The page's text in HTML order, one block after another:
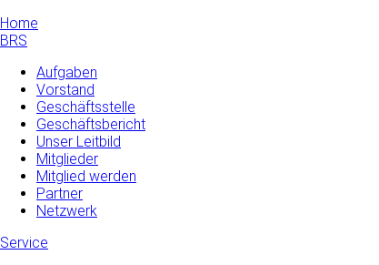
Home
BRS
Aufgaben
Vorstand
Geschäftsstelle
Geschäftsbericht
Unser Leitbild
Mitglieder
Mitglied werden
Partner
Netzwerk
Service